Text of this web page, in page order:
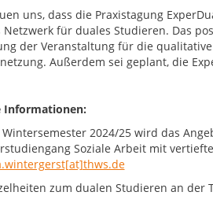
uns, dass die Praxistagung
Netzwerk für duales Studieren. Das
der Veranstaltung für die
Außerdem sei geplant, die
Informationen:
2024/25 wird das
Soziale Arbeit mit
zum dualen Studieren an der